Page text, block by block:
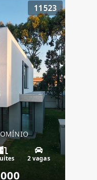
11523
2 vagas